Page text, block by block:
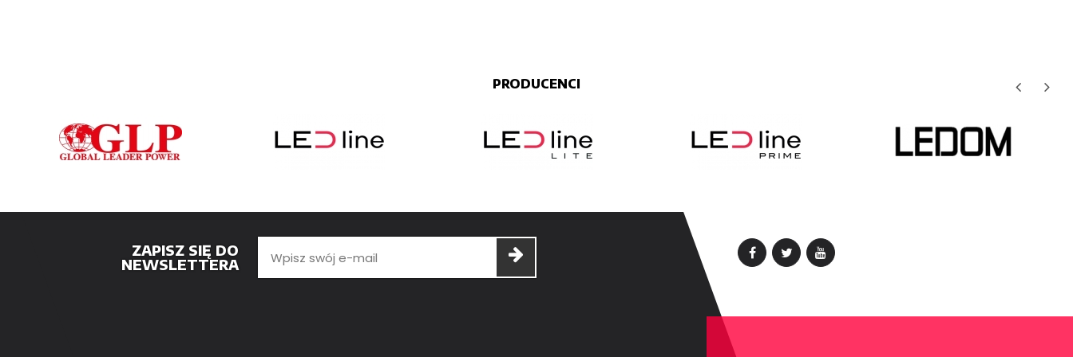
PRODUCENCI
ZAPISZ SIĘ DO
NEWSLETTERA